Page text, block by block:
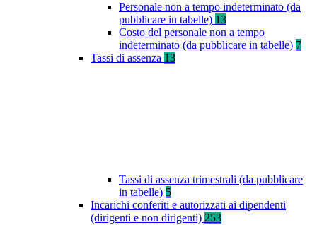
Personale non a tempo indeterminato (da
pubblicare in tabelle) 13
Costo del personale non a tempo
indeterminato (da pubblicare in tabelle) 7
Tassi di assenza 13
Tassi di assenza trimestrali (da pubblicare
in tabelle) 5
Incarichi conferiti e autorizzati ai dipendenti
(dirigenti e non dirigenti) 253